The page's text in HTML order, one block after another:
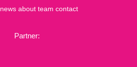
news about team contact
Partner: